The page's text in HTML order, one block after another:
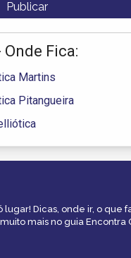
Fica:
Martins
Pitangueira
Dicas, onde ir, o que
mais no guia Encontra